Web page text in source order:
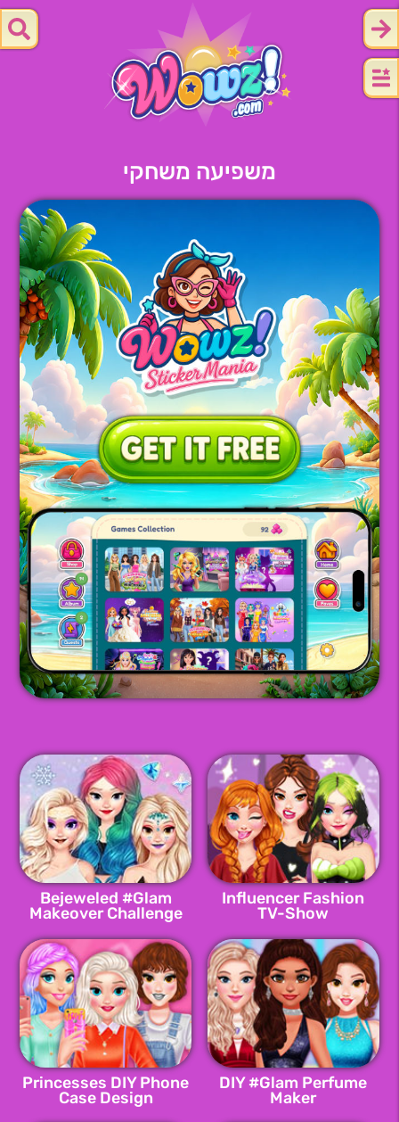
משפיעה משחקי
Influencer Fashion
TV-Show
Bejeweled #Glam
Makeover Challenge
DIY #Glam Perfume
Maker
Princesses DIY Phone
Case Design